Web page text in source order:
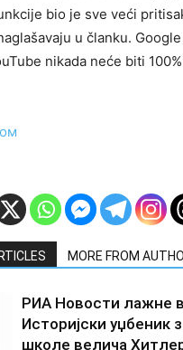
bio je sve veći
u članku.
nikada neće biti
MORE FROM
РИА Новости лажне
Историјски уџбеник
школе велича